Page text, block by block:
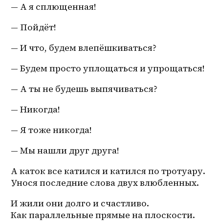
— А я сплющенная!
— Пойдёт!
— И что, будем влепёшкиваться?
— Будем просто уплощаться и упрощаться!
— А ты не будешь выпячиваться?
— Никогда!
— Я тоже никогда!
— Мы нашли друг друга!
А каток все катился и катился по тротуару.
Унося последние слова двух влюбленных.
И жили они долго и счастливо.
Как параллельные прямые на плоскости.